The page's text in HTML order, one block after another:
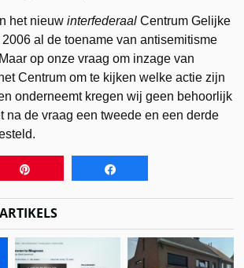
het nieuwinterfederaal Centrum Gelijke
al de toename van antisemitisme
op onze vraag om inzage van
Centrum om te kijken welke actie zijn
onderneemt kregen wij geen behoorlijk
na de vraag een tweede en een derde